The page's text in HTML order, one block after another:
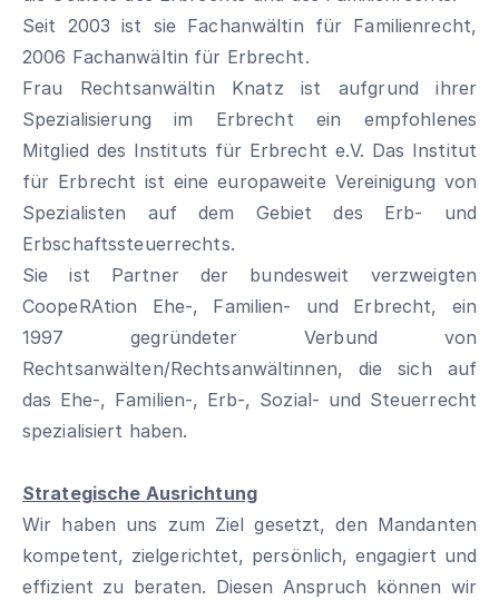
Seit 2003 ist sie Fachanwältin für Familienrecht,
2006 Fachanwältin für Erbrecht.
Frau Rechtsanwältin Knatz ist aufgrund ihrer
Spezialisierung im Erbrecht ein empfohlenes
Mitglied des Instituts für Erbrecht e.V. Das Institut
für Erbrecht ist eine europaweite Vereinigung von
Spezialisten auf dem Gebiet des Erb- und
Erbschaftssteuerrechts.
Sie ist Partner der bundesweit verzweigten
CoopeRAtion Ehe-, Familien- und Erbrecht, ein
1997 gegründeter Verbund von
Rechtsanwälten/Rechtsanwältinnen, die sich auf
das Ehe-, Familien-, Erb-, Sozial- und Steuerrecht
spezialisiert haben.
Strategische Ausrichtung
Wir haben uns zum Ziel gesetzt, den Mandanten
kompetent, zielgerichtet, persönlich, engagiert und
effizient zu beraten. Diesen Anspruch können wir